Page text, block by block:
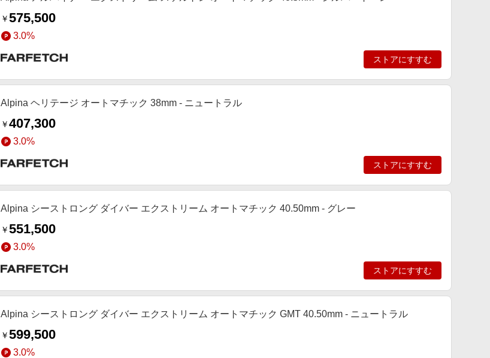
￥575,500
3.0%
ストアにすすむ
Alpina ヘリテージ オートマチック 38mm - ニュートラル
￥407,300
3.0%
ストアにすすむ
Alpina シーストロング ダイバー エクストリーム オートマチック 40.50mm - グレー
￥551,500
3.0%
ストアにすすむ
Alpina シーストロング ダイバー エクストリーム オートマチック GMT 40.50mm - ニュートラル
￥599,500
3.0%